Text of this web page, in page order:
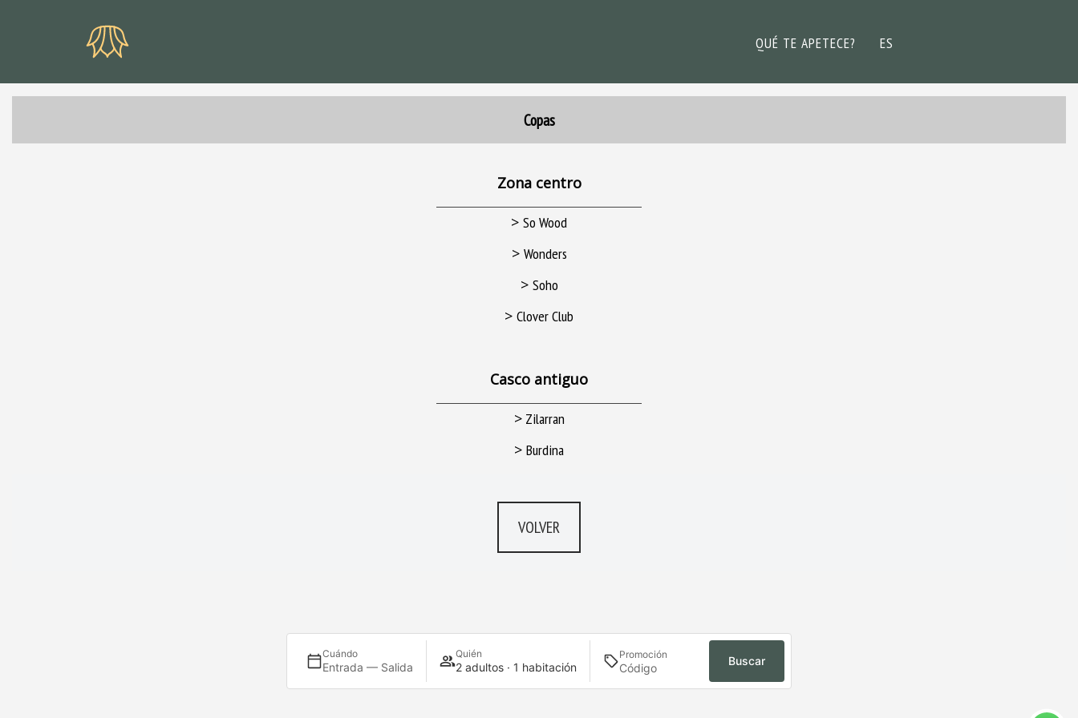
QUÉ TE APETECE? ES
Copas
Zona centro
> So Wood
> Wonders
> Soho
> Clover Club
Casco antiguo
>Zilarran
> Burdina
VOLVER
Cuándo
Entrada — Salida
Quién
2 adultos · 1 habitación
Promoción Buscar